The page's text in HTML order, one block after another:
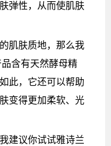
弹性，从而使肌肤
肌肤质地，那么我
含有天然酵母精
此，它还可以帮助
变得更加柔软、光
建议你试试雅诗兰